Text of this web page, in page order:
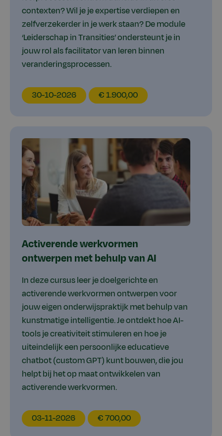
contexten? Wil je je expertise verdiepen en
zelfverzekerder in je werk staan? De module
‘Leiderschap in Transities’ ondersteunt je in
jouw rol als facilitator van leren binnen
veranderingsprocessen.
EducationDate
30-10-2026 EducationPrice
€ 1.900,00
Activerende werkvormen
ontwerpen met behulp van AI
In deze cursus leer je doelgerichte en
activerende werkvormen ontwerpen voor
jouw eigen onderwijspraktijk met behulp van
kunstmatige intelligentie. Je ontdekt hoe AI-
tools je creativiteit stimuleren en hoe je
uiteindelijk een persoonlijke educatieve
chatbot (custom GPT) kunt bouwen, die jou
helpt bij het op maat ontwikkelen van
activerende werkvormen.
EducationDate
03-11-2026 EducationPrice
€ 700,00